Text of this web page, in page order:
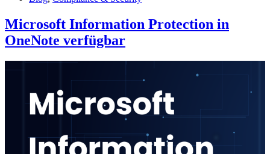
Microsoft Information Protection in
OneNote verfügbar